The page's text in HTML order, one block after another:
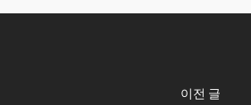
이전 글